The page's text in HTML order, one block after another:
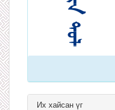
Их хайсан үг